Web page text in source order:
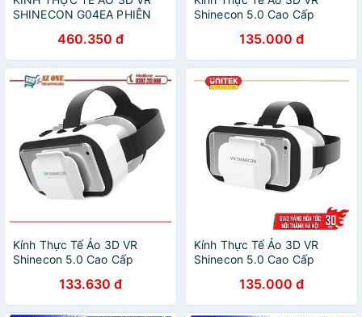
SHINECON G04EA PHIÊN
ẢO XEM PHIM, KÍNH THỰC
TẾ ẢO CHƠI GAME
460.350 đ
Shinecon 5.0 Cao Cấp
135.000 đ
Kính Thực Tế Ảo 3D VR
Shinecon 5.0 Cao Cấp
133.630 đ
Kính Thực Tế Ảo 3D VR
Shinecon 5.0 Cao Cấp
135.000 đ